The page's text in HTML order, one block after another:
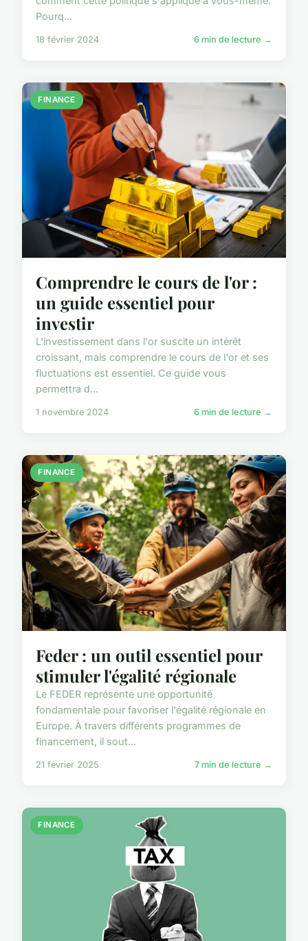
Pourq...
18 février 2024 6 min de lecture →
FINANCE
Comprendre le cours de l'or :
un guide essentiel pour
investir
L'investissement dans l'or suscite un intérêt
croissant, mais comprendre le cours de l'or et ses
fluctuations est essentiel. Ce guide vous
permettra d...
1 novembre 2024 6 min de lecture →
FINANCE
Feder : un outil essentiel pour
stimuler l'égalité régionale
Le FEDER représente une opportunité
fondamentale pour favoriser l'égalité régionale en
Europe. À travers différents programmes de
financement, il sout...
21 février 2025 7 min de lecture →
FINANCE